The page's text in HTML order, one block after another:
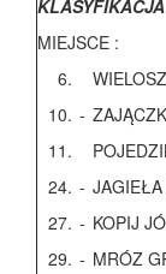
MIEJSCE :
6.
10. -
11.
24. -
27. - KOPIJ
29. - MRÓZ